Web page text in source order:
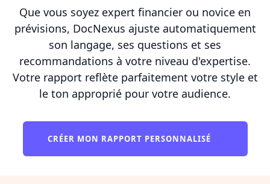
Que vous soyez expert financier ou novice en
prévisions, DocNexus ajuste automatiquement
son langage, ses questions et ses
recommandations à votre niveau d'expertise.
Votre rapport reflète parfaitement votre style et
le ton approprié pour votre audience.
CRÉER MON RAPPORT PERSONNALISÉ